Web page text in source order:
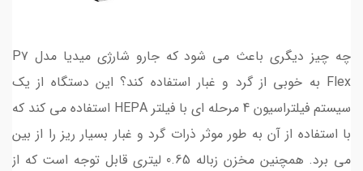
چه چیز دیگری باعث می شود که جارو شارژی میدیا مدل P۷
Flex به خوبی از گرد و غبار استفاده کند؟ این دستگاه از یک
سیستم فیلتراسیون 4 مرحله ای با فیلتر HEPA استفاده می کند که
با استفاده از آن به طور موثر ذرات گرد و غبار بسیار ریز را از بین
می برد. همچنین مخزن زباله 0.65 لیتری قابل توجه است که از